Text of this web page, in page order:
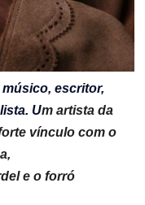
escritor,
Um artista da
vínculo com o
e o forró